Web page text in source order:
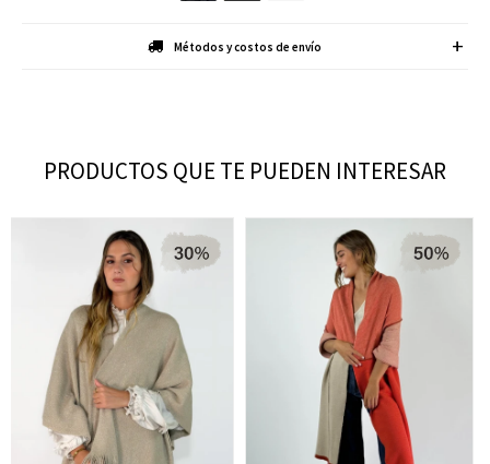
Métodos y costos de envío
PRODUCTOS QUE TE PUEDEN INTERESAR